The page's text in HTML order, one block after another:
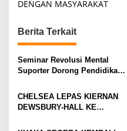
n
a
v
g
a
DENGAN MASYARAKAT
Berita Terkait
Seminar Revolusi Mental
Suporter Dorong Pendidikan
CHELSEA LEPAS KIERNAN
DEWSBURY-HALL KE
SANG GELANDANG DIMULAI